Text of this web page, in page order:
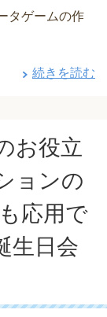
タゲームの作
続きを読む
お役立
ョンの
応用で
生日会